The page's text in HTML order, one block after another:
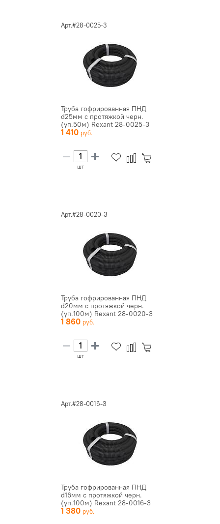
Арт.#28-0025-3
Труба гофрированная ПНД
d25мм с протяжкой черн.
(уп.50м) Rexant 28-0025-3
1 410
шт
Арт.#28-0020-3
Труба гофрированная ПНД
d20мм с протяжкой черн.
(уп.100м) Rexant 28-0020-3
1 860
шт
Арт.#28-0016-3
Труба гофрированная ПНД
d16мм с протяжкой черн.
(уп.100м) Rexant 28-0016-3
1 380